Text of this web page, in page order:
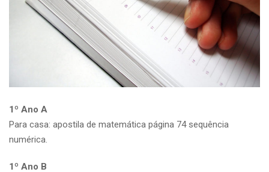
1º Ano A
Para casa: apostila de matemática página 74 sequência
numérica.
1º Ano B